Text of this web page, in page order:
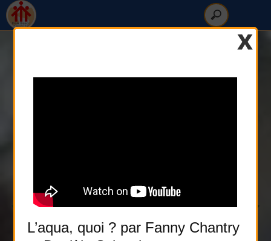
1 2 3
x
L’aqua, quoi ? par Fanny Chantry